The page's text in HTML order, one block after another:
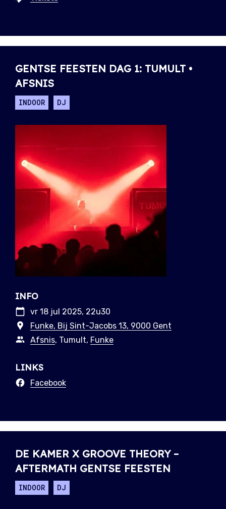
GENTSE FEESTEN DAG 1: TUMULT •
AFSNIS
INDOOR DJ
INFO
vr 18 jul 2025, 22u30
Funke, Bij Sint-Jacobs 13, 9000 Gent
Afsnis, Tumult, Funke
LINKS
Facebook
DE KAMER X GROOVE THEORY –
AFTERMATH GENTSE FEESTEN
INDOOR DJ